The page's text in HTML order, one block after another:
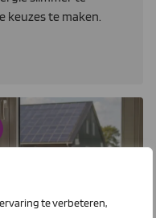
te verbeteren,
te maken.